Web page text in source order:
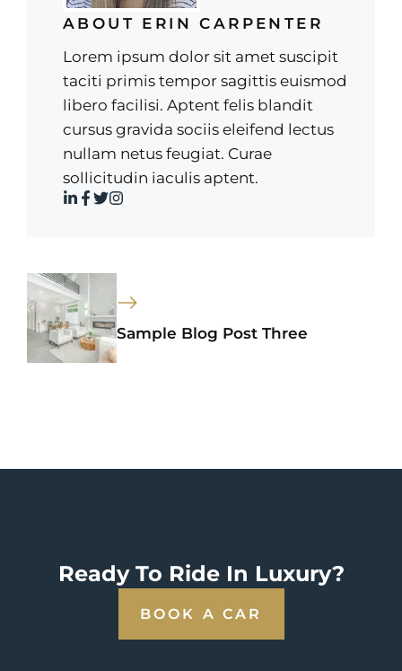
ABOUT ERIN CARPENTER
Lorem ipsum dolor sit amet suscipit
taciti primis tempor sagittis euismod
libero facilisi. Aptent felis blandit
cursus gravida sociis eleifend lectus
nullam netus feugiat. Curae
sollicitudin iaculis aptent.
Sample Blog Post Three
Ready To Ride In Luxury?
BOOK A CAR